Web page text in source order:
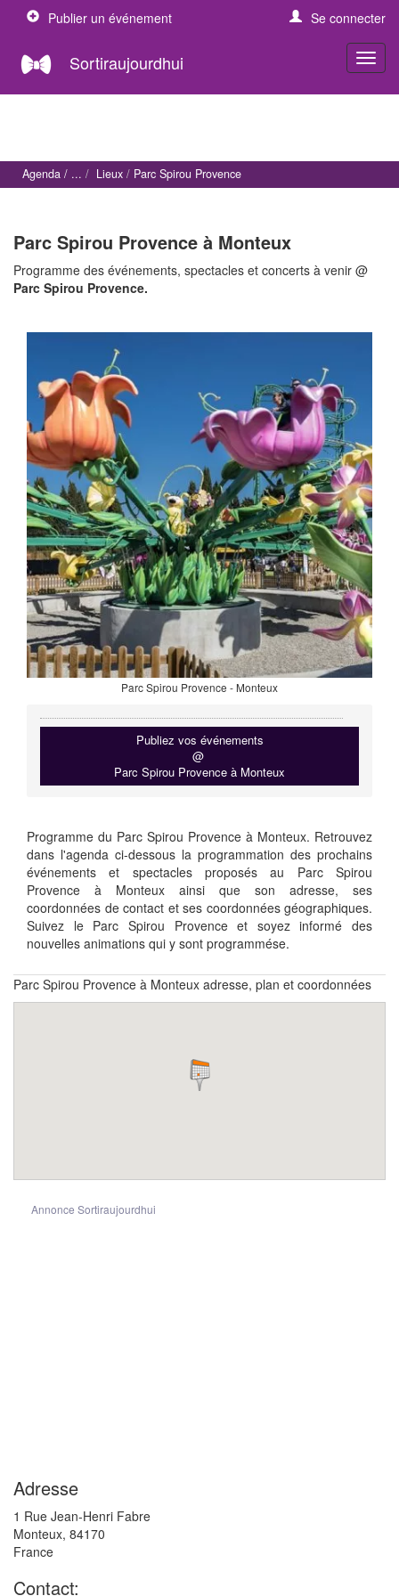
Publier un événement Se connecter
Sortiraujourdhui
Agenda Lieux Parc Spirou Provence
Parc Spirou Provence à Monteux
Programme des événements, spectacles et concerts à venir @
Parc Spirou Provence.
Parc Spirou Provence - Monteux
Publiez vos événements
@
Parc Spirou Provence à Monteux
Programme du Parc Spirou Provence à Monteux. Retrouvez
dans l'agenda ci-dessous la programmation des prochains
événements et spectacles proposés au Parc Spirou
Provence à Monteux ainsi que son adresse, ses
coordonnées de contact et ses coordonnées géographiques.
Suivez le Parc Spirou Provence et soyez informé des
nouvelles animations qui y sont programmése.
Parc Spirou Provence à Monteux adresse, plan et coordonnées
Annonce Sortiraujourdhui
Adresse
1 Rue Jean-Henri Fabre
Monteux, 84170
France
Contact: